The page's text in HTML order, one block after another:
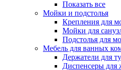
Показать все
Мойки и подстолья
Крепления для
Мойки для
Подстолья для
Мебель для ванных
Держатели для
Диспенсеры для